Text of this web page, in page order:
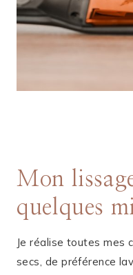
Mon
quelques
Je réalise toutes mes
secs, de préférence